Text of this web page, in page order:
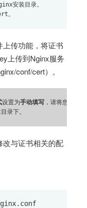
安装目录。
。
传功能，将证书
上传到Nginx服务
conf/cert）。
设置为手动填写 ，请将您手动
下。
改与证书相关的配